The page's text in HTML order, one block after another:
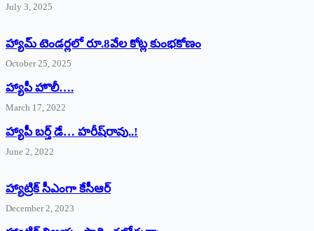
July 3, 2025
హ్యామ్‌ ‌టెండర్లలో రూ.8వేల కోట్ల కుంభకోణం
October 25, 2025
హ్యాపీ హొలీ….
March 17, 2022
హ్యాపీ బర్త్ ‌డే… హరీష్‌రావు..!
June 2, 2022
హ్యాట్రిక్‌ ‌సీఎంగా కేసీఆర్‌
December 2, 2023